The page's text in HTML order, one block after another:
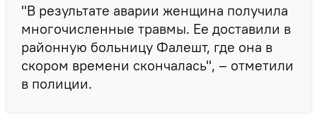
"В результате аварии женщина получила
многочисленные травмы. Ее доставили в
районную больницу Фалешт, где она в
скором времени скончалась", – отметили
в полиции.